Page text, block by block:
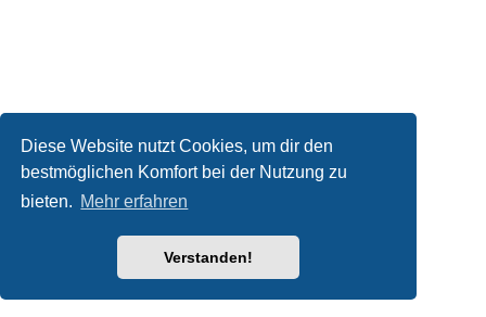
Diese Website nutzt Cookies, um dir den
bestmöglichen Komfort bei der Nutzung zu
bieten. Mehr erfahren
Verstanden!